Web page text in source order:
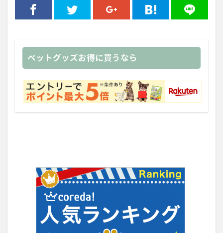
ペットグッズお得に買うなら